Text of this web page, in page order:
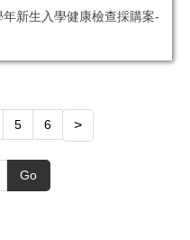
新生入學健康檢查採購案-
5 6 >
Go